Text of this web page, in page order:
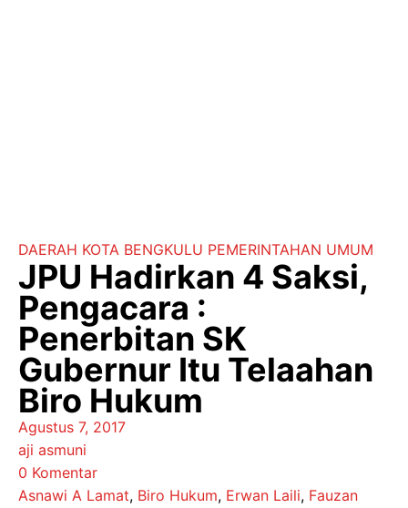
DAERAH KOTA BENGKULU PEMERINTAHAN UMUM
JPU Hadirkan 4 Saksi,
Pengacara :
Penerbitan SK
Gubernur Itu Telaahan
Biro Hukum
Agustus 7, 2017
aji asmuni
0 Komentar
Asnawi A Lamat, Biro Hukum, Erwan Laili, Fauzan